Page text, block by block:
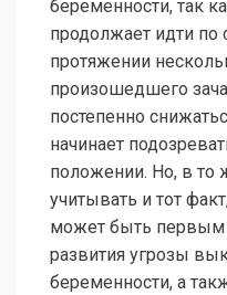
беременности, так
продолжает идти по
протяжении
произошедшего
постепенно
начинает
положении. Но, в то
учитывать и тот
может быть
развития угрозы
беременности, а